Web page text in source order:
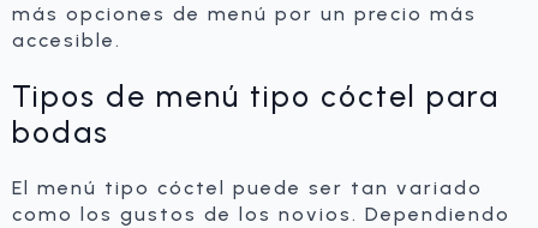
más opciones de menú por un precio más
accesible.
Tipos de menú tipo cóctel para
bodas
El menú tipo cóctel puede ser tan variado
como los gustos de los novios. Dependiendo